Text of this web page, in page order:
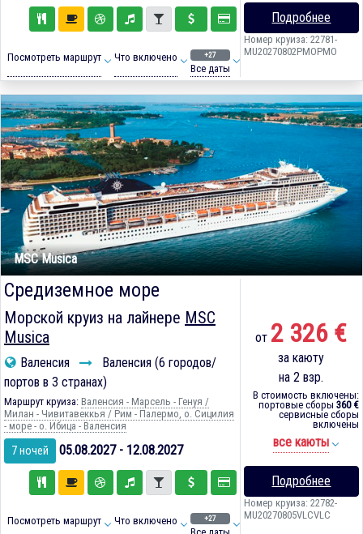
Посмотреть маршрут Что включено +27
Все даты
Подробнее
Номер круиза: 22781-
MU20270802PMOPMO
MSC Musica
Средиземное море
Морской круиз на лайнере MSC
Musica
Валенсия
Валенсия (6 городов/
портов в 3 странах)
Маршрут круиза: Валенсия - Марсель - Генуя /
Милан - Чивитавеккья / Рим - Палермо, о. Сицилия
- море - о. Ибица - Валенсия
7 ночей 05.08.2027 - 12.08.2027
Посмотреть маршрут Что включено +27
от 2 326 €
за каюту
на 2 взр.
В стоимость включены:
портовые сборы 360 €
сервисные сборы
включены
все каюты
Подробнее
Номер круиза: 22782-
MU20270805VLCVLC